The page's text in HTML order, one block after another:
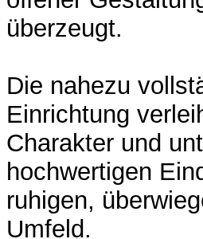
überzeugt.
Die nahezu
Einrichtung
Charakter und
hochwertigen
ruhigen,
Umfeld.